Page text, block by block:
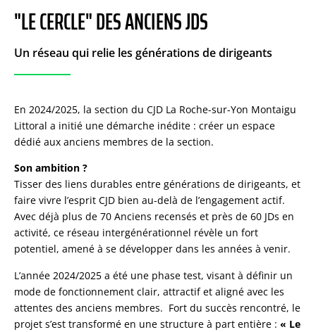
ANCIENS JDS
"LE CERCLE" DES ANCIENS JDS
Un réseau qui relie les générations de dirigeants
En 2024/2025, la section du CJD La Roche-sur-Yon Montaigu
Littoral a initié une démarche inédite : créer un espace
dédié aux anciens membres de la section.
Son ambition ?
Tisser des liens durables entre générations de dirigeants, et
faire vivre l’esprit CJD bien au-delà de l’engagement actif.
Avec déjà plus de 70 Anciens recensés et près de 60 JDs en
activité, ce réseau intergénérationnel révèle un fort
potentiel, amené à se développer dans les années à venir.
L’année 2024/2025 a été une phase test, visant à définir un
mode de fonctionnement clair, attractif et aligné avec les
attentes des anciens membres. Fort du succès rencontré, le
projet s’est transformé en une structure à part entière : « Le